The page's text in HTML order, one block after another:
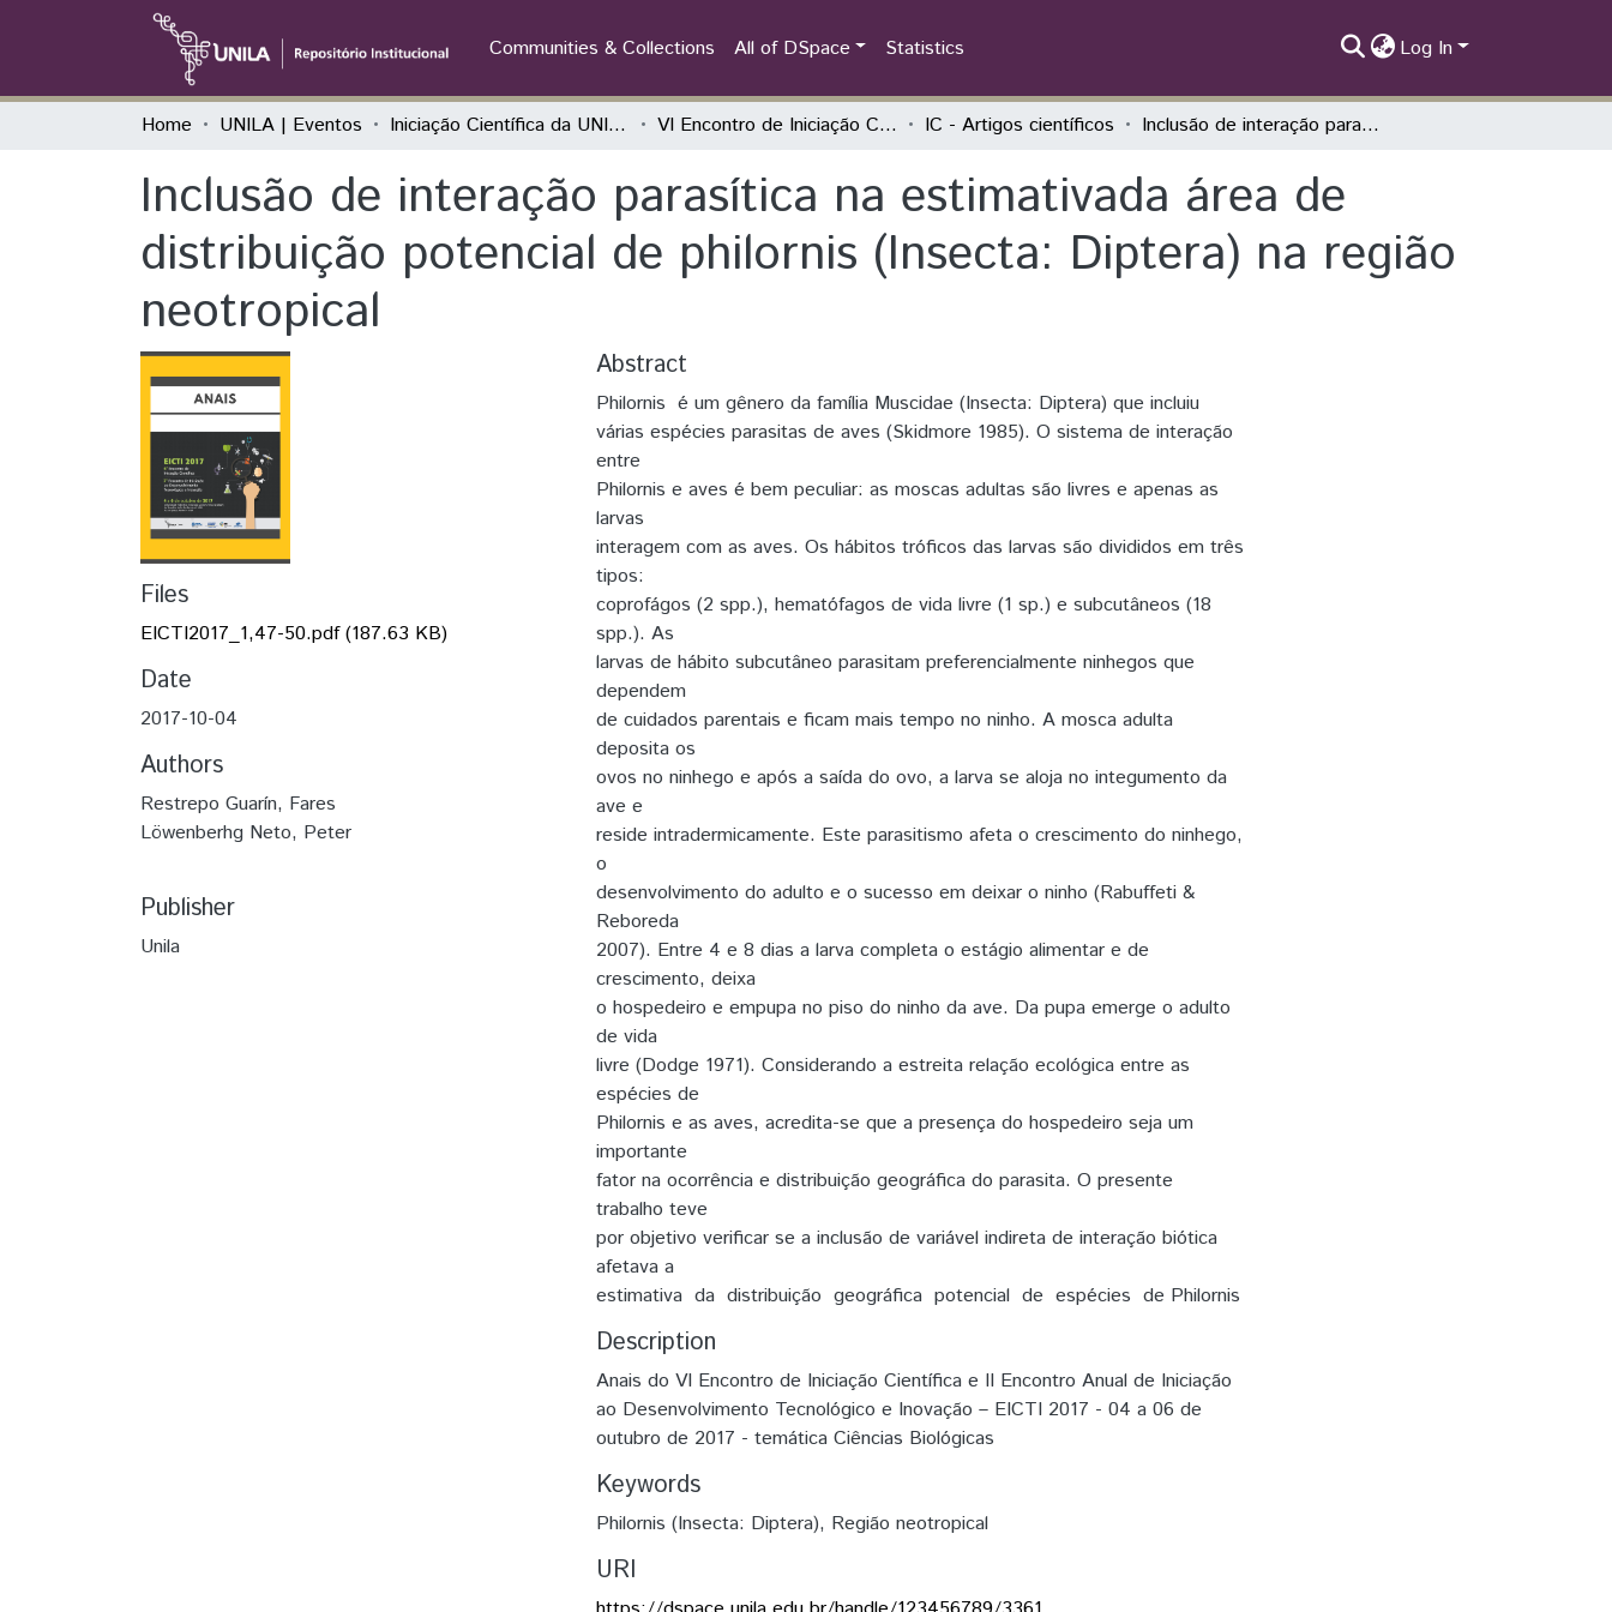
Communities & Collections All of DSpace Statistics Log In
Home UNILA | Eventos Iniciação Científica da UNILA (IC) VI Encontro de Iniciação Científica e II Encontro de Iniciação ao Desenvolvimento Tecnológico e Inovação IC - Artigos científicos Inclusão de interação parasítica na estimativada área de distribuição potencial de philornis (Insecta: Diptera) na região neotropical
Inclusão de interação parasítica na estimativada área de
distribuição potencial de philornis (Insecta: Diptera) na região
neotropical
Files
EICTI2017_1,47-50.pdf(187.63 KB)
Date
2017-10-04
Authors
Restrepo Guarín, Fares
Löwenberhg Neto, Peter
Publisher
Unila
Abstract
Philornis ​ é um gênero da família Muscidae (Insecta: Diptera) que incluiu
várias espécies parasitas de aves (Skidmore 1985). O sistema de interação
entre
Philornis e aves é bem peculiar: as moscas adultas são livres e apenas as
larvas
interagem com as aves. Os hábitos tróficos das larvas são divididos em três
tipos:
coprofágos (2 spp.), hematófagos de vida livre (1 sp.) e subcutâneos (18
spp.). As
larvas de hábito subcutâneo parasitam preferencialmente ninhegos que
dependem
de cuidados parentais e ficam mais tempo no ninho. A mosca adulta
deposita os
ovos no ninhego e após a saída do ovo, a larva se aloja no integumento da
ave e
reside intradermicamente. Este parasitismo afeta o crescimento do ninhego,
o
desenvolvimento do adulto e o sucesso em deixar o ninho (Rabuffeti &
Reboreda
2007). Entre 4 e 8 dias a larva completa o estágio alimentar e de
crescimento, deixa
o hospedeiro e empupa no piso do ninho da ave. Da pupa emerge o adulto
de vida
livre (Dodge 1971). Considerando a estreita relação ecológica entre as
espécies de
Philornis e as aves, acredita-se que a presença do hospedeiro seja um
importante
fator na ocorrência e distribuição geográfica do parasita. O presente
trabalho teve
por objetivo verificar se a inclusão de variável indireta de interação biótica
afetava a
estimativa​ ​ da​ ​ distribuição​ ​ geográfica​ ​ potencial​ ​ de​ ​ espécies​ ​ de​ Philornis
Description
Anais do VI Encontro de Iniciação Científica e II Encontro Anual de Iniciação
ao Desenvolvimento Tecnológico e Inovação – EICTI 2017 - 04 a 06 de
outubro de 2017 - temática Ciências Biológicas
Keywords
Philornis (Insecta: Diptera), Região neotropical
URI